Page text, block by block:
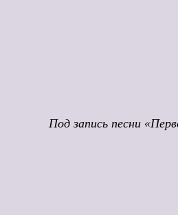
Под запись песни